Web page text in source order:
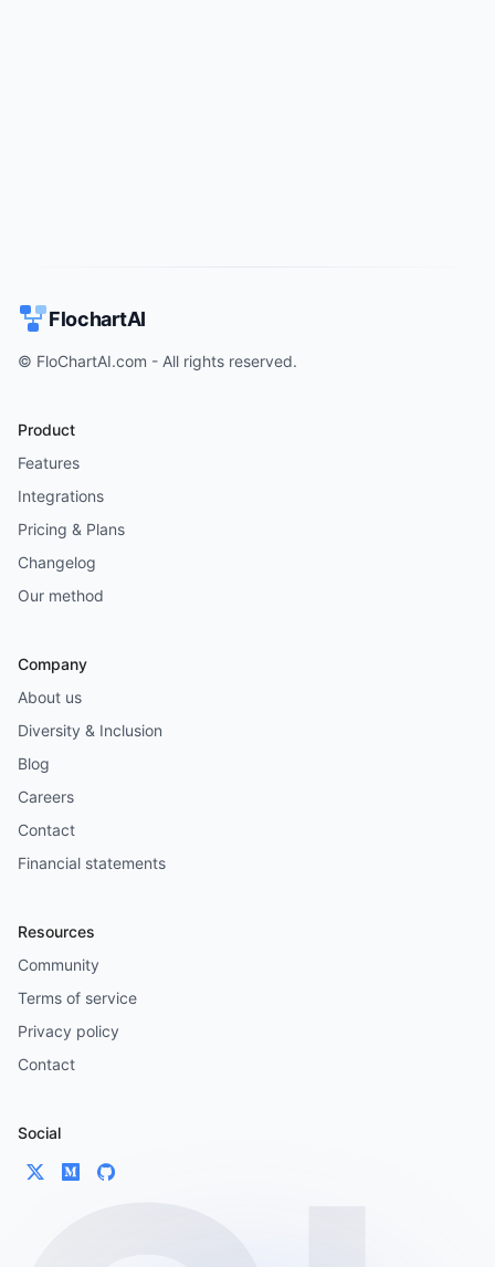
FlochartAI
© FloChartAI.com - All rights reserved.
Product
Features
Integrations
Pricing & Plans
Changelog
Our method
Company
About us
Diversity & Inclusion
Blog
Careers
Contact
Financial statements
Resources
Community
Terms of service
Privacy policy
Contact
Social